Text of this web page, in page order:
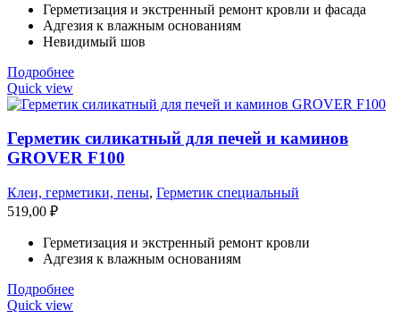
Герметизация и экстренный ремонт кровли и фасада
Адгезия к влажным основаниям
Невидимый шов
Подробнее
Quick view
Герметик силикатный для печей и каминов
GROVER F100
Клеи, герметики, пены, Герметик специальный
519,00 ₽
Герметизация и экстренный ремонт кровли
Адгезия к влажным основаниям
Подробнее
Quick view